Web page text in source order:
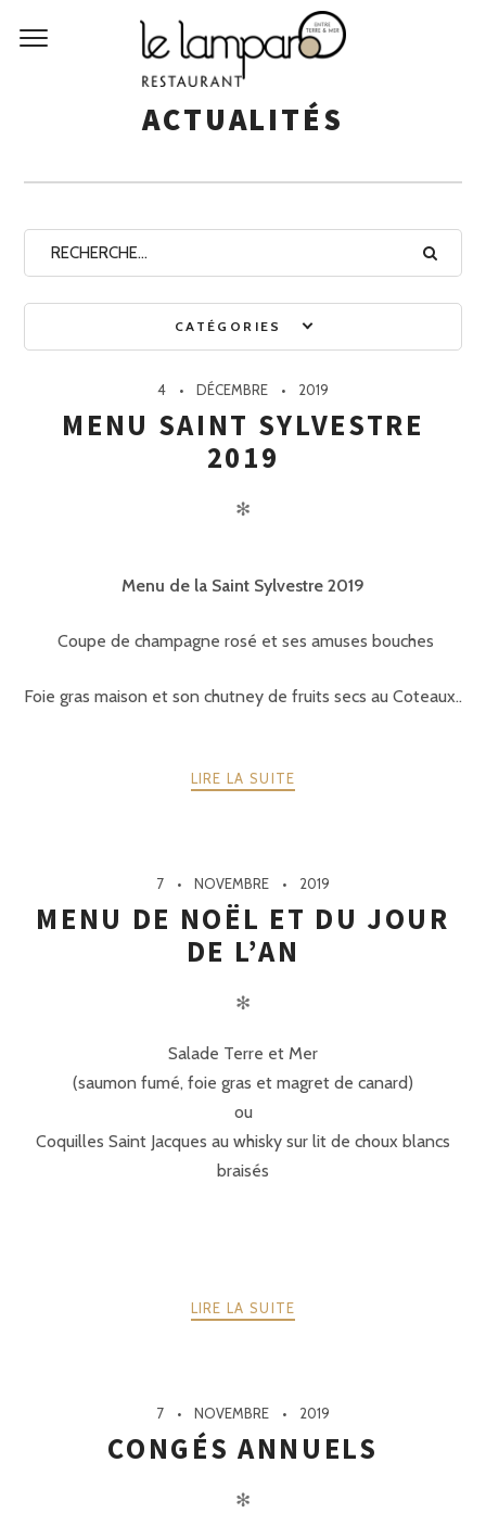
ACTUALITÉS
CATÉGORIES
4 DÉCEMBRE 2019
MENU SAINT SYLVESTRE
2019
✻
Menu de la Saint Sylvestre 2019
Coupe de champagne rosé et ses amuses bouches
Foie gras maison et son chutney de fruits secs au Coteaux..
LIRE LA SUITE
7 NOVEMBRE 2019
MENU DE NOËL ET DU JOUR
DE L’AN
✻
Salade Terre et Mer
(saumon fumé, foie gras et magret de canard)
ou
Coquilles Saint Jacques au whisky sur lit de choux blancs
braisés
LIRE LA SUITE
7 NOVEMBRE 2019
CONGÉS ANNUELS
✻